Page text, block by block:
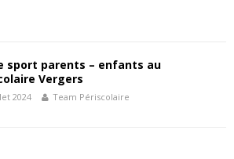
sport parents – enfants au
Vergers
2024 Team Périscolaire